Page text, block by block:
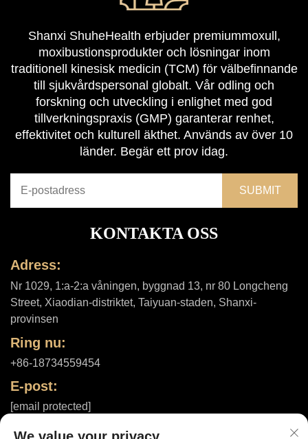
Shanxi ShuheHealth erbjuder premiummoxull,
moxibustionsprodukter och lösningar inom
traditionell kinesisk medicin (TCM) för välbefinnande
till sjukvårdspersonal globalt. Vår odling och
forskning och utveckling i enlighet med god
tillverkningspraxis (GMP) garanterar renhet,
effektivitet och kulturell äkthet. Används av över 10
länder. Begär ett prov idag.
KONTAKTA OSS
Adress:
Nr 1029, 1:a-2:a våningen, byggnad 13, nr 80 Longcheng
Street, Xiaodian-distriktet, Taiyuan-staden, Shanxi-
provinsen
Ring nu:
+86-18734559454
E-post:
[email protected]